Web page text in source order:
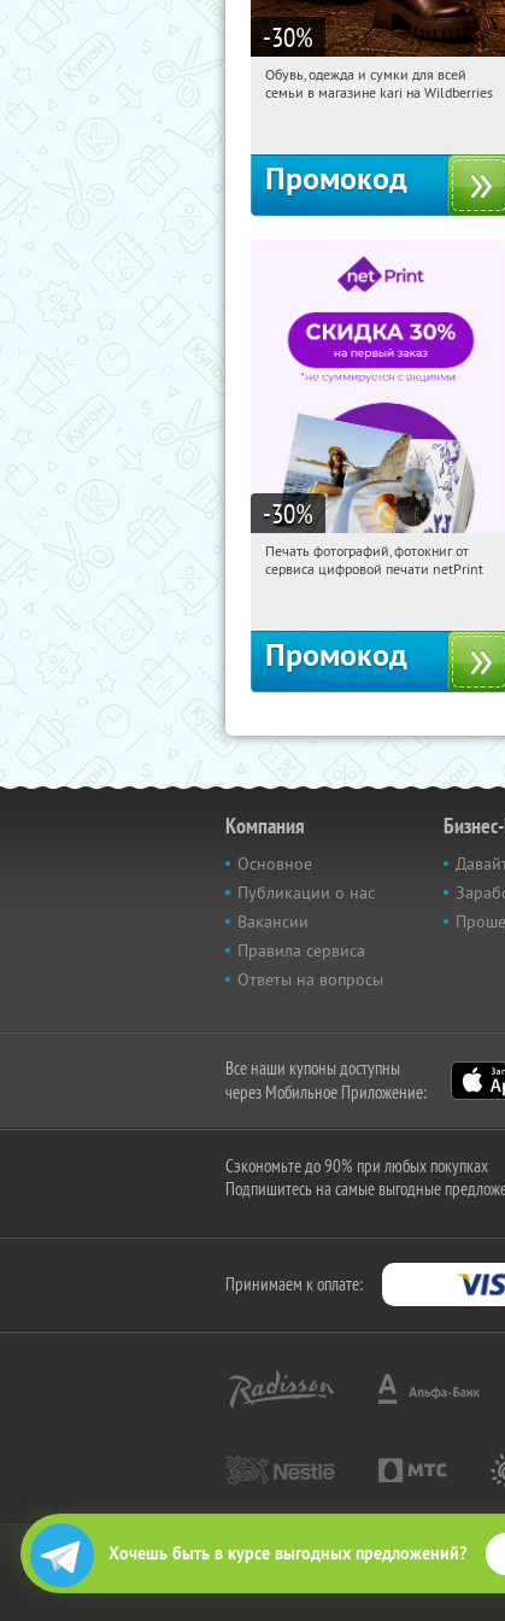
Хочешь быть в курсе выгодных предложений?
-30%
10:46:13 Получили:
Обувь, одежда и сумки для всей
семьи в магазине kari на Wildberries
Промокод
-30%
10:46:13 Получили:
Печать фотографий, фотокниг от
сервиса цифровой печати netPrint
Промокод
Компания
Основное
Публикации о нас
Вакансии
Правила сервиса
Ответы на вопросы
Все наши купоны доступны
через Мобильное Приложение:
Сэкономьте до 90% при любых покупках
Подпишитесь на самые выгодные
Принимаем к оплате:
2010-2026 © КупиКупон. Все права защищены.
Все права на товарный знак "КупиКупон" и